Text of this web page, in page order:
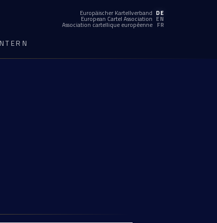
Europäischer Kartellverband DE
European Cartel Association EN
Association cartellique européenne FR